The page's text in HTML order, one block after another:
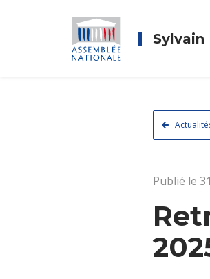
Sylvain
Publié le